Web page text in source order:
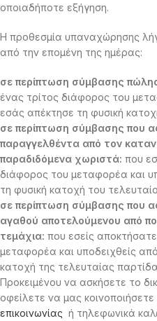
οποιαδήποτε εξήγηση.
Η προθεσμία υπαναχώρησης
από την επομένη της ημέρας:
σε περίπτωση σύμβασης
ένας τρίτος διάφορος του
εσάς απέκτησε τη φυσική
σε περίπτωση σύμβασης που
παραγγελθέντα από τον
παραδιδόμενα χωριστά: που
διάφορος του μεταφορέα και
τη φυσική κατοχή του
σε περίπτωση σύμβασης που
αγαθού αποτελούμενου από
τεμάχια: που εσείς
μεταφορέα και υποδειχθείς
κατοχή της τελευταίας
Προκειμένου να ασκήσετε το
οφείλετε να μας
επικοινωνίας ή τηλεφωνικά